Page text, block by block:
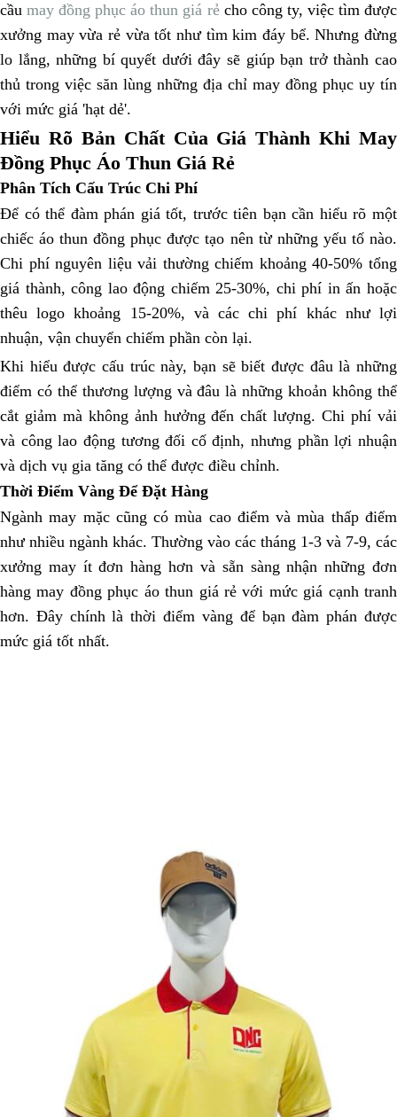
cầumay đồng phục áo thun giá rẻcho công ty, việc tìm được
xưởng may vừa rẻ vừa tốt như tìm kim đáy bể. Nhưng đừng
lo lắng, những bí quyết dưới đây sẽ giúp bạn trở thành cao
thủ trong việc săn lùng những địa chỉ may đồng phục uy tín
với mức giá 'hạt dẻ'.
Hiểu Rõ Bản Chất Của Giá Thành Khi May
Đồng Phục Áo Thun Giá Rẻ
Phân Tích Cấu Trúc Chi Phí
Để có thể đàm phán giá tốt, trước tiên bạn cần hiểu rõ một
chiếc áo thun đồng phục được tạo nên từ những yếu tố nào.
Chi phí nguyên liệu vải thường chiếm khoảng 40-50% tổng
giá thành, công lao động chiếm 25-30%, chi phí in ấn hoặc
thêu logo khoảng 15-20%, và các chi phí khác như lợi
nhuận, vận chuyển chiếm phần còn lại.
Khi hiểu được cấu trúc này, bạn sẽ biết được đâu là những
điểm có thể thương lượng và đâu là những khoản không thể
cắt giảm mà không ảnh hưởng đến chất lượng. Chi phí vải
và công lao động tương đối cố định, nhưng phần lợi nhuận
và dịch vụ gia tăng có thể được điều chỉnh.
Thời Điểm Vàng Để Đặt Hàng
Ngành may mặc cũng có mùa cao điểm và mùa thấp điểm
như nhiều ngành khác. Thường vào các tháng 1-3 và 7-9, các
xưởng may ít đơn hàng hơn và sẵn sàng nhận những đơn
hàng may đồng phục áo thun giá rẻ với mức giá cạnh tranh
hơn. Đây chính là thời điểm vàng để bạn đàm phán được
mức giá tốt nhất.